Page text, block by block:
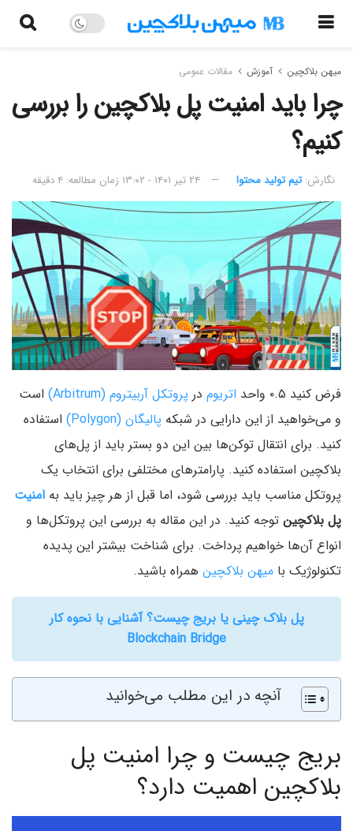
میهن بلاکچین آموزش مقالات عمومی
چرا باید امنیت پل بلاکچین را بررسی
کنیم؟
نگارش:‌ تیم تولید محتوا ۲۴ تیر ۱۴۰۱ - ۱۳:۰۲ زمان مطالعه: ۴ دقیقه
فرض کنید ۰.۵ واحد اتریوم در پروتکل آربیتروم (Arbitrum)
است
و می‌خواهید از این دارایی در شبکه پالیگان (Polygon)
استفاده
کنید. برای انتقال توکن‌ها بین این دو بستر باید از پل‌های
بلاکچین استفاده کنید. پارامترهای مختلفی برای انتخاب یک
پروتکل مناسب باید بررسی شود، اما قبل از هر چیز باید به امنیت
پل بلاکچین توجه کنید. در این مقاله به بررسی این پروتکل‌ها و
انواع آن‌ها خواهیم پرداخت. برای شناخت بیشتر این پدیده
تکنولوژیک با میهن بلاکچین همراه باشید.
پل‌ بلاک چینی یا بریج چیست؟ آشنایی با نحوه کار
Blockchain Bridge
آنچه در این مطلب می‌خوانید
بریج چیست و چرا امنیت پل
بلاکچین اهمیت دارد؟